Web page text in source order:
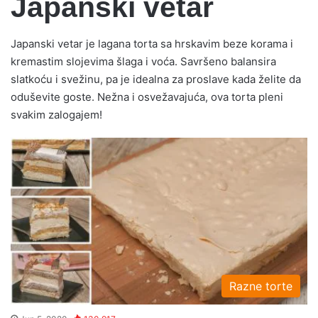
Japanski vetar
Japanski vetar je lagana torta sa hrskavim beze korama i
kremastim slojevima šlaga i voća. Savršeno balansira
slatkoću i svežinu, pa je idealna za proslave kada želite da
oduševite goste. Nežna i osvežavajuća, ova torta pleni
svakim zalogajem!
Razne torte